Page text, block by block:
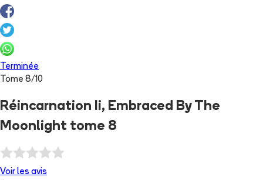
Terminée
Tome 8/10
Réincarnation Ii, Embraced By The
Moonlight tome 8
Voir les avis